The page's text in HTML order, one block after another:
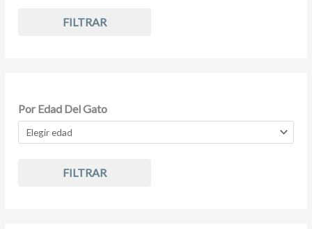
FILTRAR
Por Edad Del Gato
FILTRAR